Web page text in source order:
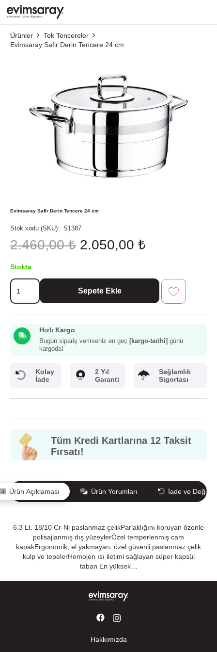
Ürünler
Tek Tencereler
Evimsaray Safir Derin Tencere 24 cm
Evimsaray Safir Derin Tencere 24 cm
Stok kodu (SKU): S1387
2.460,00₺ Orijinal
fiyat:
2.050,00 ₺Şu
Stokta
Evimsaray
Safir
Derin
cm
adet
Sepete Ekle
Hızlı Kargo
Bugün sipariş verirseniz en geç [kargo-tarihi] günü
kargoda!
Kolay
İade
2 Yıl
Garanti
Sağlamlık
Sigortası
Tüm Kredi Kartlarına 12 Taksit
Fırsatı!
Ürün Açıklaması Ürün Yorumları İade ve Değişim
6.3 Lt. 18/10 Cr-Ni paslanmaz çelikParlaklığını koruyan özenle
polisajlanmış dış yüzeylerÖzel temperlenmiş cam
kapakErgonomik, el yakmayan, özel güvenli paslanmaz çelik
kulp ve tepelerHomojen ısı iletimi sağlayan süper kapsül
taban En yüksek…
Hakkımızda